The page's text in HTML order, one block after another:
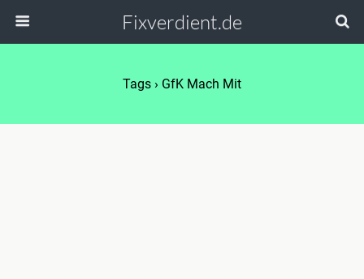
Fixverdient.de
Tags › GfK Mach Mit